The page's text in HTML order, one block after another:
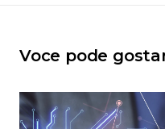
Voce pode